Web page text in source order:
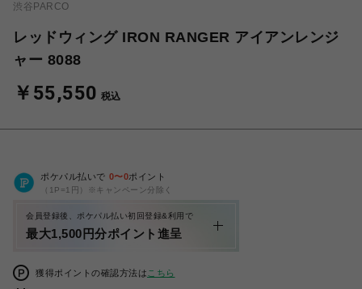
渋谷PARCO
レッドウィング IRON RANGER アイアンレンジ
ャー 8088
￥55,550 税込
ポケパル払いで 0〜0ポイント
（1P=1円）※キャンペーン分除く
会員登録後、ポケパル払い初回登録&利用で
最大1,500円分ポイント進呈
獲得ポイントの確認方法は こちら